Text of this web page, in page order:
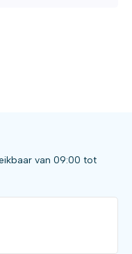
van 09:00 tot